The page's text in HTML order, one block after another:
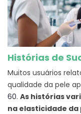
Histórias de
Muitos usuários
qualidade da pele
60. As histórias
na elasticidade da